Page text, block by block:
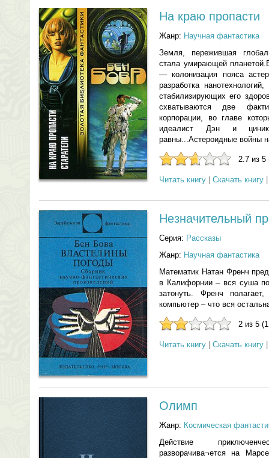
На краю пропасти
Жанр: Научная фантастика
Земля, пережившая
стала умирающей
— колонизация пояса
разработка
стабилизирующих его
схватываются две
корпорации, во главе
идеалист Дэн и
равны...Астероидные войны
2.7 из 5
Читать книгу Скачать книгу
Незначительный
Серия: Рассказы
Жанр: Научная фантастика
Математик Натан Френч
в Калифорнии – вся суша
затонуть. Френч
компьютер – что вся
2 из 5
Читать книгу Скачать книгу
Олимп
Жанр: Космическая
Действие
разворачива¬ется на